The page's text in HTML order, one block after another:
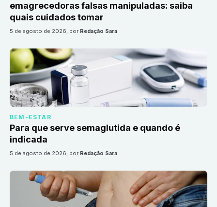
emagrecedoras falsas manipuladas: saiba
quais cuidados tomar
5 de agosto de 2026, por Redação Sara
BEM-ESTAR
Para que serve semaglutida e quando é
indicada
5 de agosto de 2026, por Redação Sara